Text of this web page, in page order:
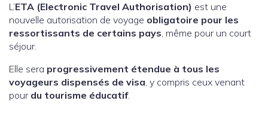
L’ETA (Electronic Travel Authorisation) est une
nouvelle autorisation de voyage obligatoire pour les
ressortissants de certains pays, même pour un court
séjour.
Elle sera progressivement étendue à tous les
voyageurs dispensés de visa, y compris ceux venant
pour du tourisme éducatif.